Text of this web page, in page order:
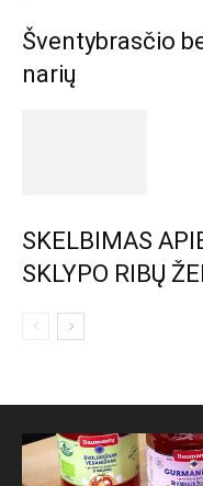
Šventybrasčio
narių
SKELBIMAS
SKLYPO RIBŲ